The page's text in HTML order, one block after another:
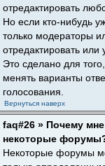
отредактировать
Но если кто-нибудь
только модераторы
отредактировать или
Это сделано для
менять варианты
голосования.
Вернуться наверх
faq#26 » Почему
некоторые
Некоторые форумы